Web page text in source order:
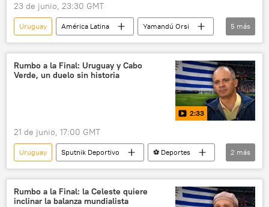
23 de junio, 23:30 GMT
Uruguay América Latina
Yamandú Orsi
Julián González Guyer
Montevideo
seguridad
💬 Opinión y Análisis
🛡️ Fuerzas Armadas
5 más
Rumbo a la Final: Uruguay y Cabo
Verde, un duelo sin historia
2:33
21 de junio, 17:00 GMT
Uruguay Sputnik Deportivo
⚽ Deportes
🟠 Video
Copa Mundial de Fútbol de 2026
2 más
Rumbo a la Final: la Celeste quiere
inclinar la balanza mundialista